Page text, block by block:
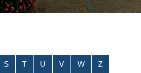
S T U V W Z